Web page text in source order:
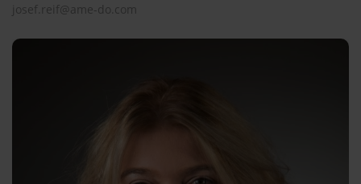
josef.reif@ame-do.com